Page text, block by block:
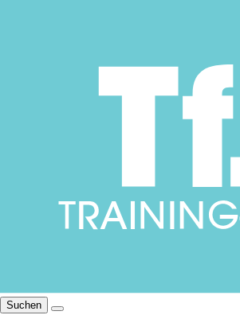
Suchen